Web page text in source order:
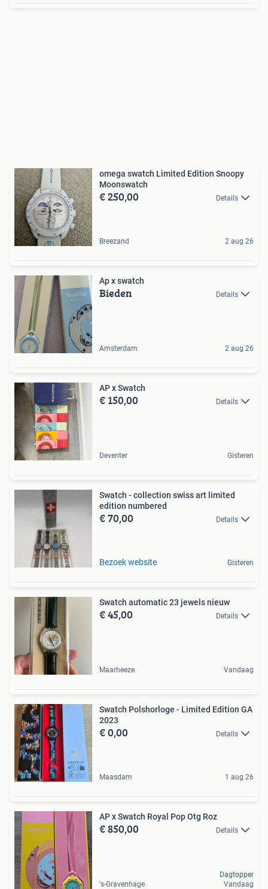
omega swatch Limited Edition Snoopy
Moonswatch
€ 250,00 Details
Breezand 2 aug 26
Ap x swatch
Bieden Details
Amsterdam 2 aug 26
AP x Swatch
€ 150,00 Details
Deventer Gisteren
Swatch - collection swiss art limited
edition numbered
€ 70,00 Details
Bezoek website Gisteren
Swatch automatic 23 jewels nieuw
€ 45,00 Details
Maarheeze Vandaag
Swatch Polshorloge - Limited Edition GA
2023
€ 0,00 Details
Maasdam 1 aug 26
AP x Swatch Royal Pop Otg Roz
€ 850,00 Details
's-Gravenhage
Dagtopper
Vandaag